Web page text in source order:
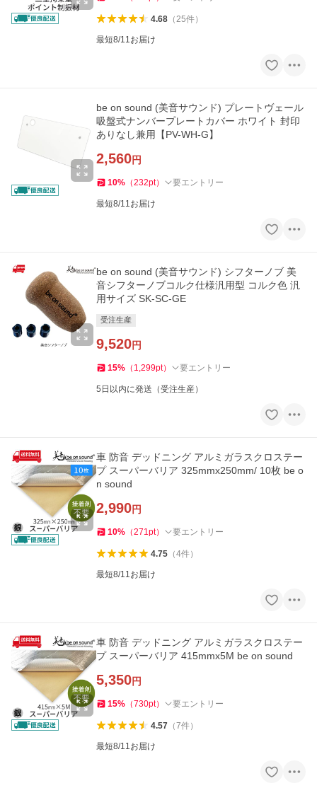
4.68（25件）
最短8/11お届け
be on sound (美音サウンド) プレートヴェール
吸盤式ナンバープレートカバー ホワイト 封印
ありなし兼用【PV-WH-G】
2,560円
10% （232pt） 要エントリー
最短8/11お届け
be on sound (美音サウンド) シフターノブ 美
音シフターノブコルク仕様汎用型 コルク色 汎
用サイズ SK-SC-GE
受注生産
9,520円
15% （ 1,299pt） 要エントリー
5日以内に発送（受注生産）
車 防音 デッドニング アルミガラスクロステー
プ スーパーバリア 325mmx250mm/ 10枚 be o
n sound
2,990円
10% （271pt） 要エントリー
4.75（4件）
最短8/11お届け
車 防音 デッドニング アルミガラスクロステー
プ スーパーバリア 415mmx5M be on sound
5,350円
15% （730pt） 要エントリー
4.57（7件）
最短8/11お届け